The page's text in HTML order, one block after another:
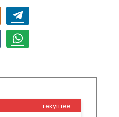
текущее